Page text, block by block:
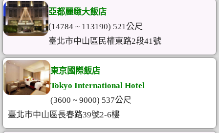
亞都麗緻大飯店
(14784 ~ 113190) 521公尺
臺北市中山區民權東路2段41號
東京國際飯店
Tokyo International Hotel
(3600 ~ 9000) 537公尺
臺北市中山區長春路39號2-6樓